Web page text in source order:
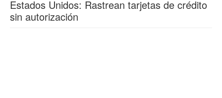
Estados Unidos: Rastrean tarjetas de crédito
sin autorización